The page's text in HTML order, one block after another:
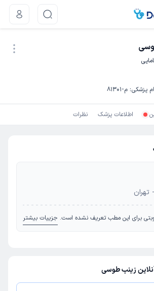
پزشکی: م-81301
اطلاعات پزشک نظرات
تهران
برای این مطب تعریف نشده است. جزییات بیشتر
زینب طوسی